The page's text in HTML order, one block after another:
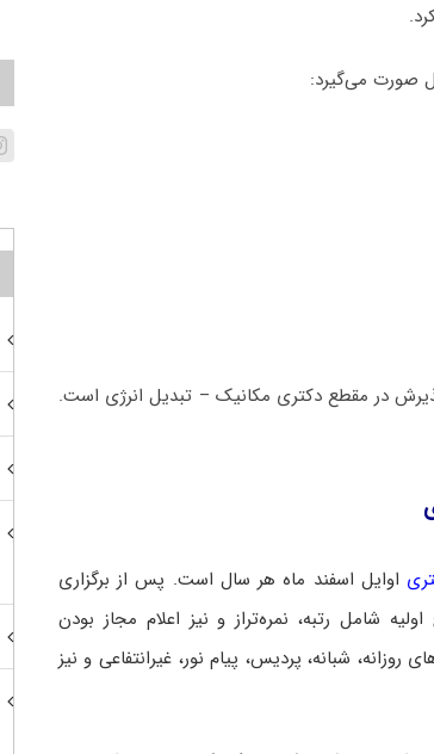
صورت می‌گیرد:
در مقطع دکتری مکانیک – تبدیل انرژی است.
اوایل اسفند ماه هر سال است. پس از برگزاری
شامل رتبه، نمره‌تراز و نیز اعلام مجاز بودن
شبانه، پردیس، پیام نور، غیرانتفاعی و نیز